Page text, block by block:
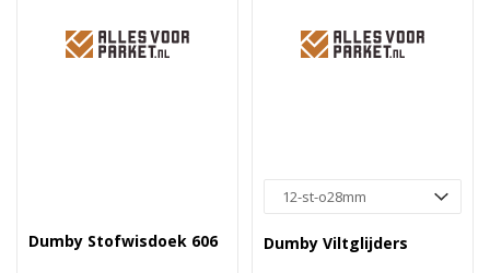
Dumby Stofwisdoek 606 Dumby Viltglijders